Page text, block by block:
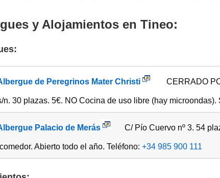
y Alojamientos en Tineo:
de Peregrinos Mater Christi CERRADO
n. 30 plazas. 5€. NO Cocina de uso libre (hay
Palacio de Merás C/ Pío Cuervo nº 3. 54
Abierto todo el año. Teléfono: +34 985 900 111